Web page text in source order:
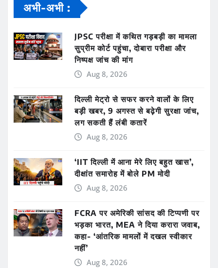
अभी-अभी :
JPSC परीक्षा में कथित गड़बड़ी का मामला
सुप्रीम कोर्ट पहुंचा, दोबारा परीक्षा और
निष्पक्ष जांच की मांग
Aug 8, 2026
दिल्ली मेट्रो से सफर करने वालों के लिए
बड़ी खबर, 9 अगस्त से बढ़ेगी सुरक्षा जांच,
लग सकती हैं लंबी कतारें
Aug 8, 2026
‘IIT दिल्ली में आना मेरे लिए बहुत खास’,
दीक्षांत समारोह में बोले PM मोदी
Aug 8, 2026
FCRA पर अमेरिकी सांसद की टिप्पणी पर
भड़का भारत, MEA ने दिया करारा जवाब,
कहा- ‘आंतरिक मामलों में दखल स्वीकार
नहीं’
Aug 8, 2026